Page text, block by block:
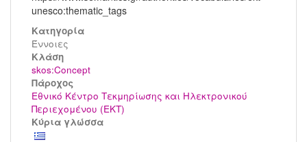
unesco:thematic_tags
Κατηγορία
Έννοιες
Kλάση
skos:Concept
Πάροχος
Εθνικό Κέντρο Τεκμηρίωσης και Ηλεκτρονικού
Περιεχομένου (ΕΚΤ)
Κύρια γλώσσα